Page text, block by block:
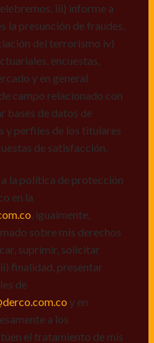
la política de protección
en la
, igualmente,
sobre mis derechos
suprimir, solicitar
finalidad, presentar
de
y en
el tratamiento de mis
iii) informe a
la presunción de fraudes,
del terrorismo iv)
encuestas,
y en general
campo relacionado con
bases de datos de
y perfiles de los titulares
de satisfacción.
la política de protección
en la
, igualmente,
sobre mis derechos
suprimir, solicitar
finalidad, presentar
de
y en
a los
el tratamiento de mis